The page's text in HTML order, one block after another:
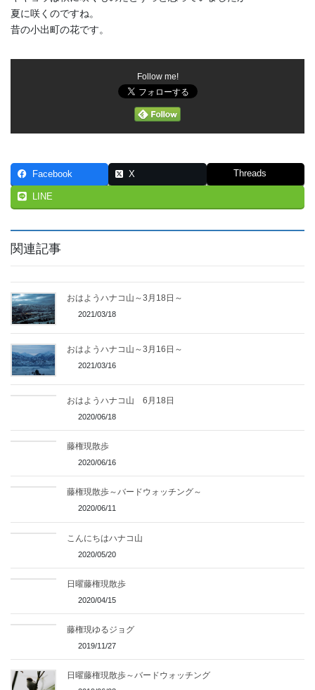
夏に咲くのですね。
昔の小出町の花です。
Follow me!
Facebook X Threads
LINE
関連記事
おはようハナコ山～3月18日～
2021/03/18
おはようハナコ山～3月16日～
2021/03/16
おはようハナコ山 6月18日
2020/06/18
藤権現散歩
2020/06/16
藤権現散歩～バードウォッチング～
2020/06/11
こんにちはハナコ山
2020/05/20
日曜藤権現散歩
2020/04/15
藤権現ゆるジョグ
2019/11/27
日曜藤権現散歩～バードウォッチング